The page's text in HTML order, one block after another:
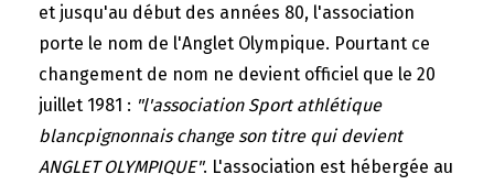
et jusqu'au début des années 80, l'association
porte le nom de l'Anglet Olympique. Pourtant ce
changement de nom ne devient officiel que le 20
juillet 1981 : "l'association Sport athlétique
blancpignonnais change son titre qui devient
ANGLET OLYMPIQUE". L'association est hébergée au